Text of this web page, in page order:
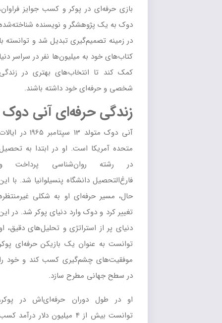
بازی حرفه‌ای در پوکر و کسب جوایز فراوان،
دوک به یک پژوهشگر و نویسنده شناخته‌شده
در زمینه تصمیم‌گیری تبدیل شد و توانسته با
کتاب‌های خود به میلیون‌ها نفر در سراسر دنیا
کمک کند تا انتخاب‌های بهتری در زندگی
شخصی و حرفه‌ای خود داشته باشند.
زندگی حرفه‌ای آنی دوک
آنی دوک متولد 13 سپتامبر 1965 در ایالات
متحده آمریکا است. او در ابتدا به تحصیل
در رشته روان‌شناسی پرداخت و
فارغ‌التحصیل دانشگاه پنسیلوانیا شد. با این
حال، مسیر حرفه‌ای او به شکلی غیرمنتظره
تغییر کرد و دوک وارد دنیای پوکر شد. در این
دنیای پر از استراتژی و تحلیل‌های دقیق، او
توانست به عنوان یک بازیکن حرفه‌ای پوکر
موفقیت‌های چشم‌گیری کسب کند و خود را
در سطح جهانی مطرح سازد.
او در طول دوران حرفه‌ای‌اش در پوکر،
توانست بیش از 4 میلیون دلار درآمد کسب